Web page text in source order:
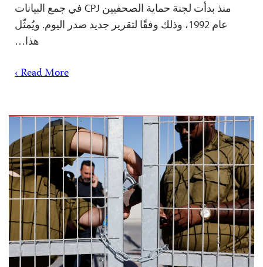
منذ بدأت لجنة حماية الصحفيين CPJ في جمع البيانات
عام 1992، وذلك وفقًا لتقرير جديد صدر اليوم. ويُمثّل
هذا…
Read More ›